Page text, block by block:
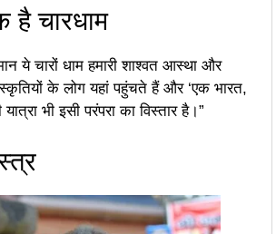
चारधाम
ये चारों धाम हमारी शाश्वत आस्था और
के लोग यहां पहुंचते हैं और ‘एक भारत,
भी इसी परंपरा का विस्तार है।”